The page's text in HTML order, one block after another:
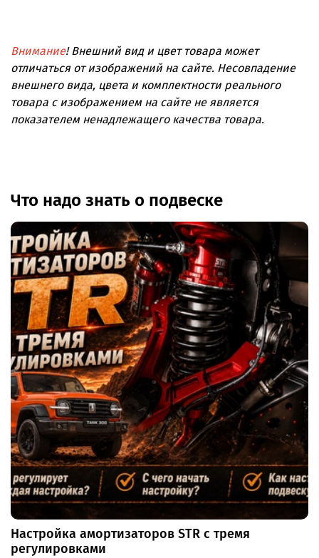
Тип:тормозные шланги армированные
(комплект)
Марка/модель:
Nissan Patrol
Год:1997–2004
Артикул:JKH-NPY61-7-50
Бренд/производитель:HEL
Страна производства:Россия
Температура:−70…+260 °C
Оплетка:нержавеющая сталь
.
Внимание! Внешний вид и цвет товара может
отличаться от изображений на сайте. Несовпадение
внешнего вида, цвета и комплектности реального
товара с изображением на сайте не является
показателем ненадлежащего качества товара.
Что надо знать о подвеске
Настройка амортизаторов STR с тремя
регулировками